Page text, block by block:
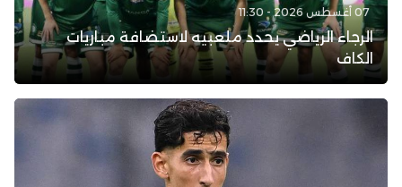
07 أغسطس 2026 - 11:30
الرجاء الرياضي يحدد ملعبيه لاستضافة مباريات
الكاف